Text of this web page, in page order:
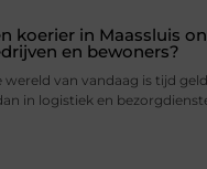
koerier in Maassluis
en bewoners?
van vandaag is tijd
in logistiek en